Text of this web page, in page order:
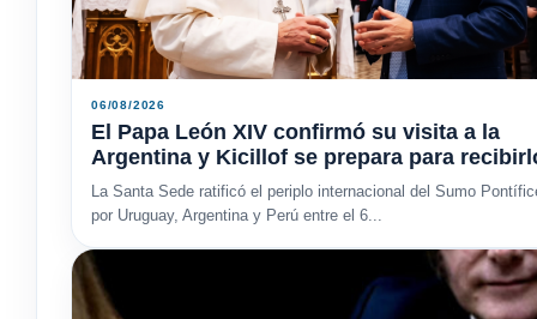
06/08/2026
El Papa León XIV confirmó su visita a la
Argentina y Kicillof se prepara para
La Santa Sede ratificó el periplo internacional del Sumo
por Uruguay, Argentina y Perú entre el 6...